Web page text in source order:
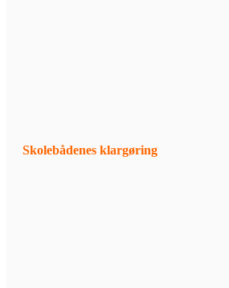
Skolebådenes klargøring